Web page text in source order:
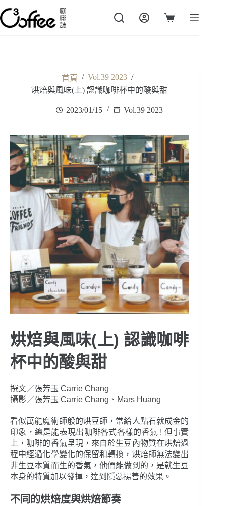
跳
至
主
購
首頁 / Vol.39 2023 /
烘焙與風味(上) 認識咖啡杯中的酸與甜
2023/01/15 Vol.39 2023
烘焙與風味(上) 認識咖啡
杯中的酸與甜
撰文／張芳玉 Carrie Chang
攝影／張芳玉 Carrie Chang、Mars Huang
看似萬能魔術師般的烘豆師，常給人點石就成金的
印象，總是能表現出咖啡各式各樣的香氣 ! 但事實
上，咖啡的香氣呈現，來自於生豆內物質在烘焙過
程中經過化學變化的保留和轉換，烘焙師無法變出
非生豆本質而生的香氣，他們能做到的，是就生豆
本身的特質加以發揮，達到隱惡揚善的效果。
不同的烘焙度與烘焙節奏